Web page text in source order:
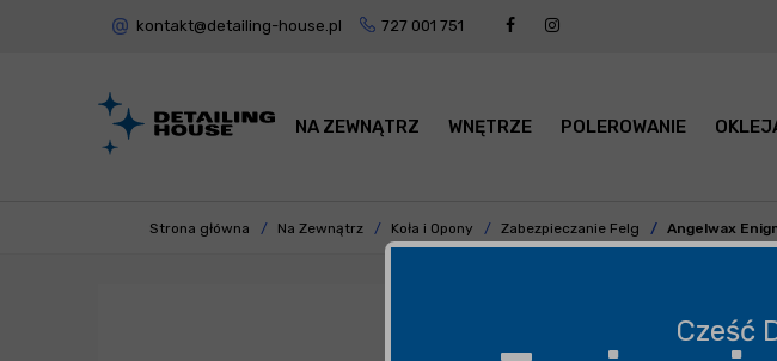
kontakt@detailing-house.pl 727 001 751
NA ZEWNĄTRZ WNĘTRZE POLEROWANIE
Strona główna Na Zewnątrz Koła i Opony Zabezpieczanie Felg Angelwax
Angelwax Enigma
– łatwa w użyciuCześć